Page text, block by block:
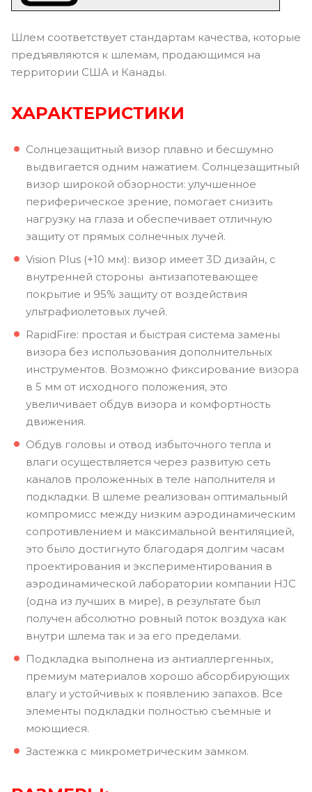
Шлем соответствует стандартам качества, которые
предъявляются к шлемам, продающимся на
территории США и Канады.
ХАРАКТЕРИСТИКИ
Солнцезащитный визор плавно и бесшумно
выдвигается одним нажатием. Солнцезащитный
визор широкой обзорности: улучшенное
периферическое зрение, помогает снизить
нагрузку на глаза и обеспечивает отличную
защиту от прямых солнечных лучей.
Vision Plus (+10 мм): визор имеет 3D дизайн, с
внутренней стороны антизапотевающее
покрытие и 95% защиту от воздействия
ультрафиолетовых лучей.
RapidFire: простая и быстрая система замены
визора без использования дополнительных
инструментов. Возможно фиксирование визора
в 5 мм от исходного положения, это
увеличивает обдув визора и комфортность
движения.
Обдув головы и отвод избыточного тепла и
влаги осуществляется через развитую сеть
каналов проложенных в теле наполнителя и
подкладки. В шлеме реализован оптимальный
компромисс между низким аэродинамическим
сопротивлением и максимальной вентиляцией,
это было достигнуто благодаря долгим часам
проектирования и экспериментирования в
аэродинамической лаборатории компании HJC
(одна из лучших в мире), в результате был
получен абсолютно ровный поток воздуха как
внутри шлема так и за его пределами.
Подкладка выполнена из антиаллергенных,
премиум материалов хорошо абсорбирующих
влагу и устойчивых к появлению запахов. Все
элементы подкладки полностью съемные и
моющиеся.
Застежка с микрометрическим замком.